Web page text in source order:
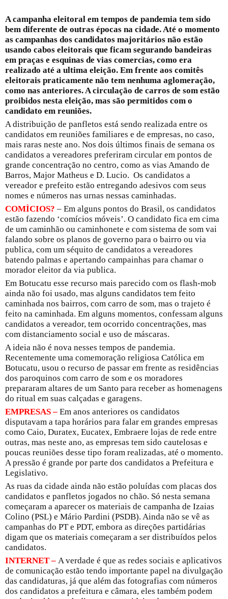
A campanha eleitoral em tempos de pandemia tem sido
bem diferente de outras épocas na cidade. Até o momento
as campanhas dos candidatos majoritários não estão
usando cabos eleitorais que ficam segurando bandeiras
em praças e esquinas de vias comercias, como era
realizado até a ultima eleição. Em frente aos comitês
eleitorais praticamente não tem nenhuma aglomeração,
como nas anteriores. A circulação de carros de som estão
proibidos nesta eleição, mas são permitidos com o
candidato em reuniões.
A distribuição de panfletos está sendo realizada entre os
candidatos em reuniões familiares e de empresas, no caso,
mais raras neste ano. Nos dois últimos finais de semana os
candidatos a vereadores preferiram circular em pontos de
grande concentração no centro, como as vias Amando de
Barros, Major Matheus e D. Lucio. Os candidatos a
vereador e prefeito estão entregando adesivos com seus
nomes e números nas urnas nessas caminhadas.
COMÌCIOS? – Em alguns pontos do Brasil, os candidatos
estão fazendo ‘comícios móveis’. O candidato fica em cima
de um caminhão ou caminhonete e com sistema de som vai
falando sobre os planos de governo para o bairro ou via
publica, com um séquito de candidatos a vereadores
batendo palmas e apertando campainhas para chamar o
morador eleitor da via publica.
Em Botucatu esse recurso mais parecido com os flash-mob
ainda não foi usado, mas alguns candidatos tem feito
caminhada nos bairros, com carro de som, mas o trajeto é
feito na caminhada. Em alguns momentos, confessam alguns
candidatos a vereador, tem ocorrido concentrações, mas
com distanciamento social e uso de máscaras.
A ideia não é nova nesses tempos de pandemia.
Recentemente uma comemoração religiosa Católica em
Botucatu, usou o recurso de passar em frente as residências
dos paroquinos com carro de som e os moradores
prepararam altares de um Santo para receber as homenagens
do ritual em suas calçadas e garagens.
EMPRESAS – Em anos anteriores os candidatos
disputavam a tapa horários para falar em grandes empresas
como Caio, Duratex, Eucatex, Embraere lojas de rede entre
outras, mas neste ano, as empresas tem sido cautelosas e
poucas reuniões desse tipo foram realizadas, até o momento.
A pressão é grande por parte dos candidatos a Prefeitura e
Legislativo.
As ruas da cidade ainda não estão poluídas com placas dos
candidatos e panfletos jogados no chão. Só nesta semana
começaram a aparecer os materiais de campanha de Izaias
Colino (PSL) e Mário Pardini (PSDB). Ainda não se vê as
campanhas do PT e PDT, embora as direções partidárias
digam que os materiais começaram a ser distribuídos pelos
candidatos.
INTERNET – A verdade é que as redes sociais e aplicativos
de comunicação estão tendo importante papel na divulgação
das candidaturas, já que além das fotografias com números
dos candidatos a prefeitura e câmara, eles também podem